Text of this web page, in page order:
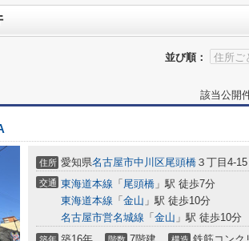
並び順：
該当公開
住所 愛知県名古屋市中川区尾頭橋 ３丁目4-15
交通 東海道本線 「 尾頭橋 」駅 徒歩7分
東海道本線 「 金山 」駅 徒歩10分
名古屋市営名城線 「 金山 」駅 徒歩10分